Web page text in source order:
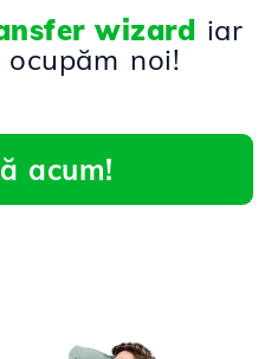
wizard iar
noi!
acum!